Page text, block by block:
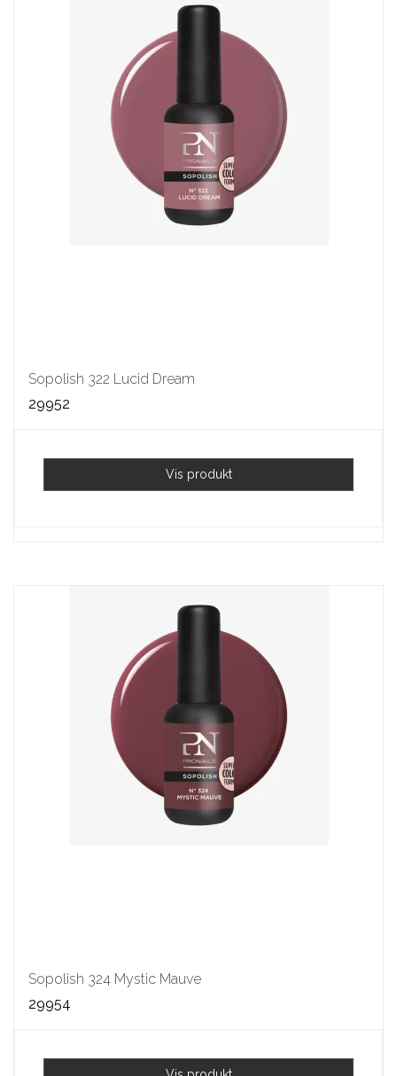
Sopolish 322 Lucid Dream
29952
Vis produkt
Sopolish 324 Mystic Mauve
29954